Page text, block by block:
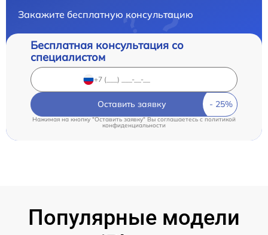
Закажите бесплатную консультацию
Бесплатная консультация со
специалистом
Оставить заявку
Нажимая на кнопку "Оставить заявку" Вы соглашаетесь cполитикой
конфиденциальности
Популярные модели